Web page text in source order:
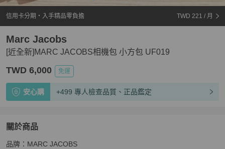
信用卡分期・入手精品零負擔 TWD 221 / 月
[近全新]MARC JACOBS相機包 小方包 UF019
Marc Jacobs
TWD 6,000 免運
安心購 +499 專人檢查品質、正品鑑定
關於商品
關於 [近全新]MARC JACOBS相機包 小方包 UF019
品牌：MARC JACOBS